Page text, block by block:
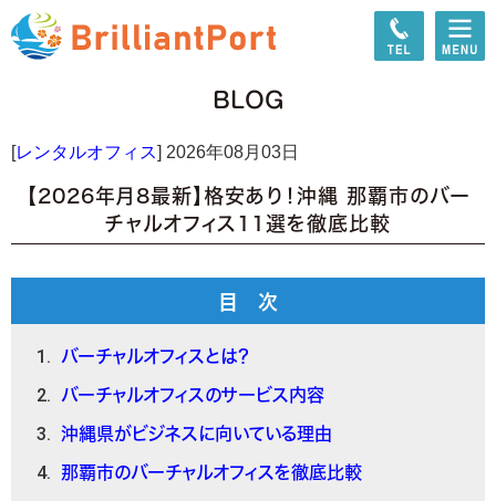
BLOG
[レンタルオフィス] 2026年08月03日
【2026年月8最新】格安あり！沖縄 那覇市のバー
チャルオフィス11選を徹底比較
目 次
バーチャルオフィスとは？
バーチャルオフィスのサービス内容
沖縄県がビジネスに向いている理由
那覇市のバーチャルオフィスを徹底比較